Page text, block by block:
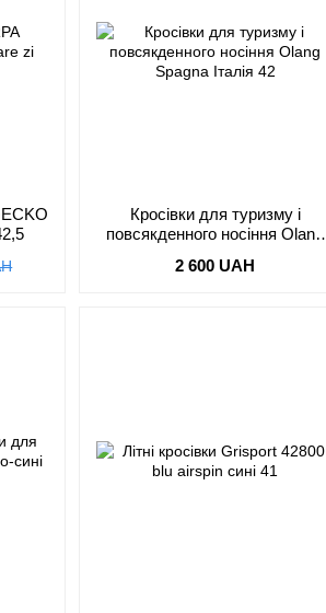
Кросівки для туризму і
повсякденного носіння Olang
2 600 UAH